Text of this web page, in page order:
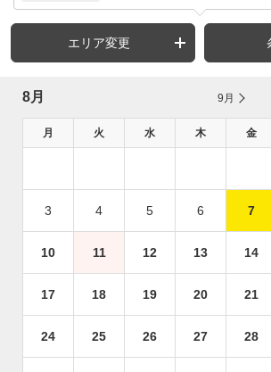
エリア変更
8月 9月
月 火 水 木 金
3 4 5 6 7
10 11 12 13 14
17 18 19 20 21
24 25 26 27 28